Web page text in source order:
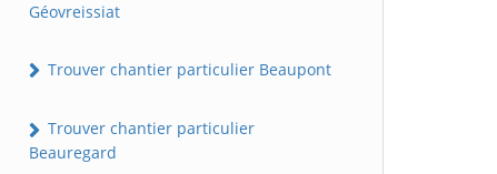
Géovreissiat
Trouver chantier particulier Beaupont
Trouver chantier particulier
Beauregard